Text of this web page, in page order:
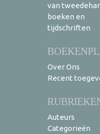
van
boeken en
tijdschriften
Over Ons
Recent
Auteurs
Categorieën